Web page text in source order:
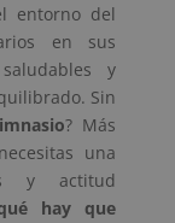
entorno del
en sus
y
Sin
? Más
una
y actitud
hay que